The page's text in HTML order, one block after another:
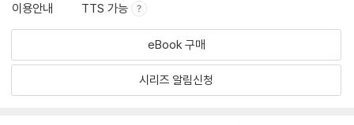
이용안내 TTS 가능
eBook 구매
시리즈 알림신청